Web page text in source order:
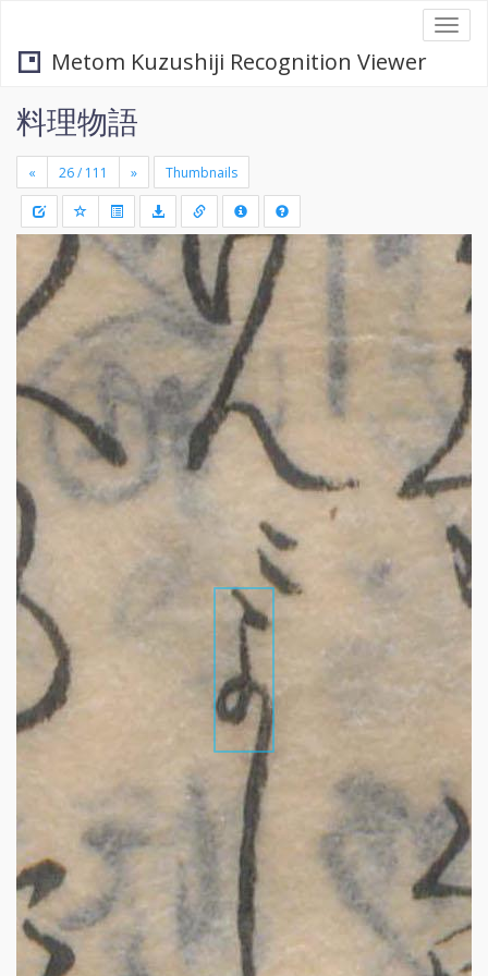
Metom Kuzushiji Recognition Viewer
料理物語
« » Thumbnails
+
-
Draw